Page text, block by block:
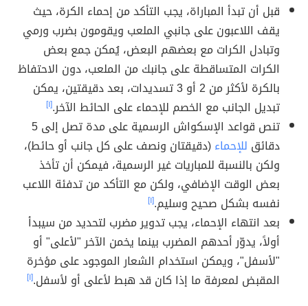
قبل أن تبدأ المباراة، يجب التأكد من إحماء الكرة، حيث
يقف اللاعبون على جانبي الملعب ويقومون بضرب ورمي
وتبادل الكرات مع بعضهم البعض، يُمكن جمع بعض
الكرات المتساقطة على جانبك من الملعب، دون الاحتفاظ
بالكرة لأكثر من 2 أو 3 تسديدات، بعد دقيقتين، يمكن
تبديل الجانب مع الخصم للإحماء على الحائط الآخر.[١]
تنص قواعد الإسكواش الرسمية على مدة تصل إلى 5
دقائق للإحماء(دقيقتان ونصف على كل جانب أو حائط)،
ولكن بالنسبة للمباريات غير الرسمية، فيمكن أن تأخذ
بعض الوقت الإضافي، ولكن مع التأكد من تدفئة اللاعب
نفسه بشكل صحيح وسليم.[١]
بعد انتهاء الإحماء، يجب تدوير مضرب لتحديد من سيبدأ
أولاً، يدوّر أحدهم المضرب بينما يخمن الآخر "لأعلى" أو
"لأسفل"، ويمكن استخدام الشعار الموجود على مؤخرة
المقبض لمعرفة ما إذا كان قد هبط لأعلى أو لأسفل.[١]